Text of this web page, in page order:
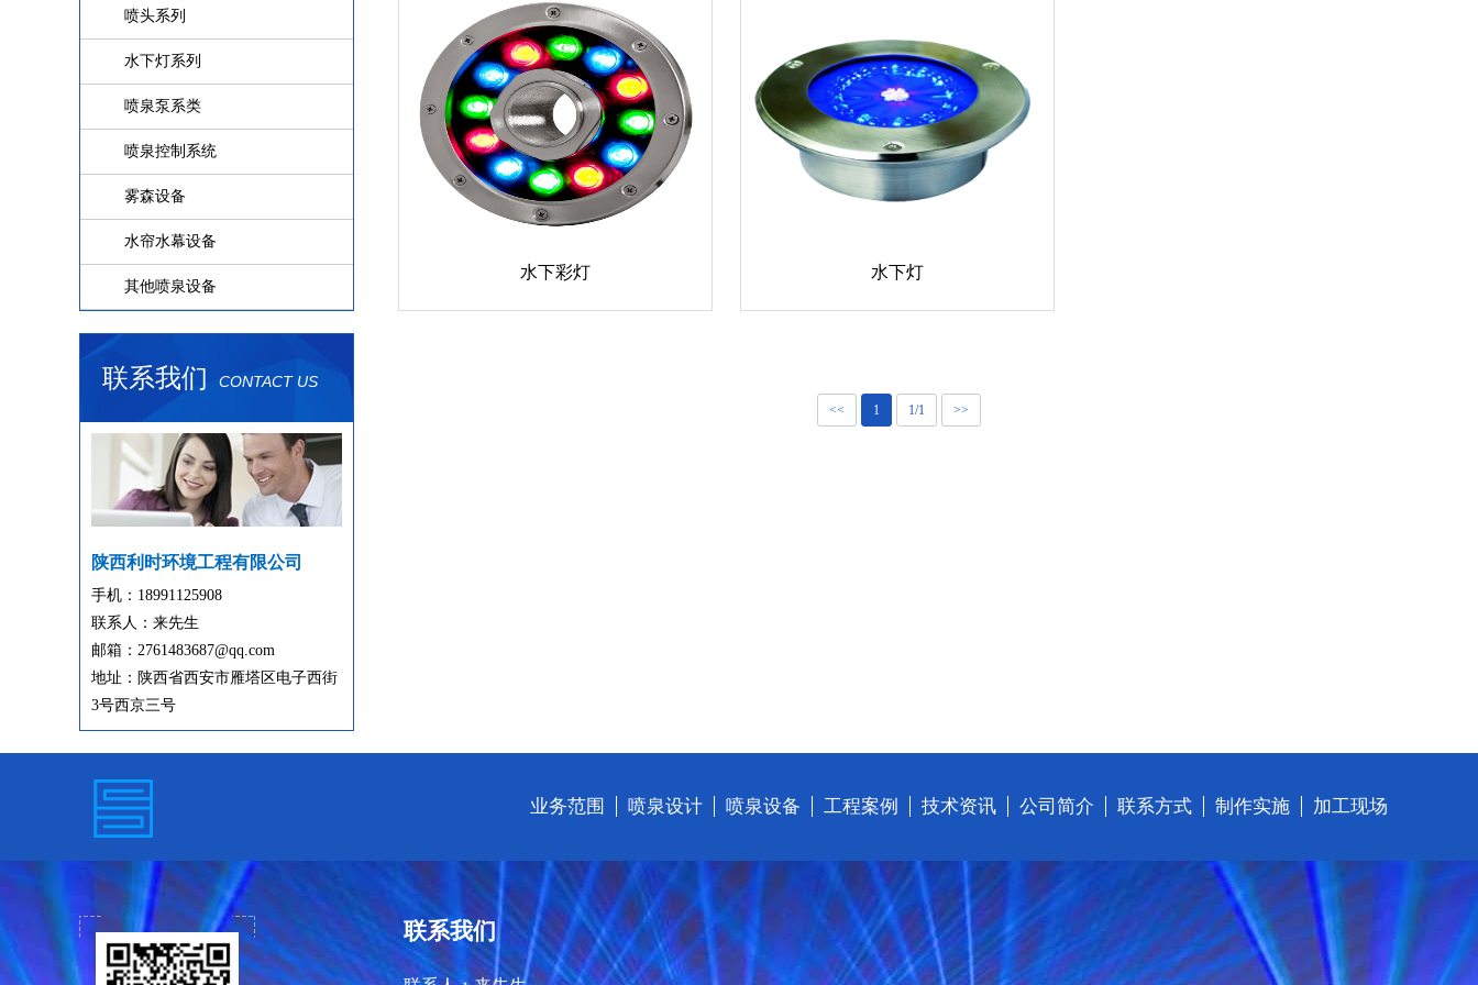
喷头系列
水下灯系列
喷泉泵系类
喷泉控制系统
雾森设备
水帘水幕设备
其他喷泉设备
联系我们 CONTACT US
陕西利时环境工程有限公司
手机：18991125908
联系人：来先生
邮箱：2761483687@qq.com
地址：陕西省西安市雁塔区电子西街
3号西京三号
水下彩灯 水下灯
<< 1 1/1 >>
业务范围 喷泉设计 喷泉设备 工程案例 技术资讯 公司简介 联系方式 制作实施 加工现场
联系我们